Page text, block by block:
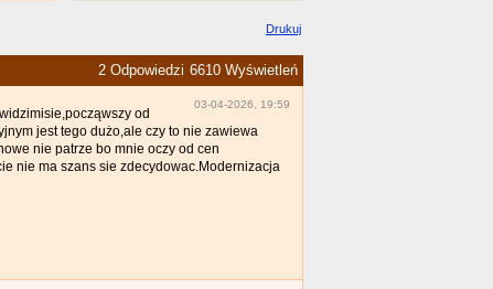
Drukuj
2 Odpowiedzi 6610 Wyświetleń
03-04-2026, 19:59
od
jest tego dużo,ale czy to nie zawiewa
nie patrze bo mnie oczy od cen
nie ma szans sie zdecydowac.Modernizacja